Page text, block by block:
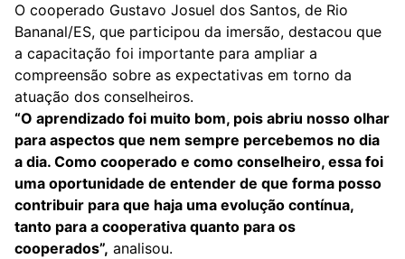
O cooperado Gustavo Josuel dos Santos, de Rio
Bananal/ES, que participou da imersão, destacou que
a capacitação foi importante para ampliar a
compreensão sobre as expectativas em torno da
atuação dos conselheiros.
“O aprendizado foi muito bom, pois abriu nosso olhar
para aspectos que nem sempre percebemos no dia
a dia. Como cooperado e como conselheiro, essa foi
uma oportunidade de entender de que forma posso
contribuir para que haja uma evolução contínua,
tanto para a cooperativa quanto para os
cooperados”, analisou.